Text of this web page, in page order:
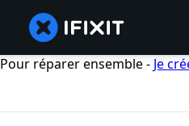
Pour réparer ensemble - Je